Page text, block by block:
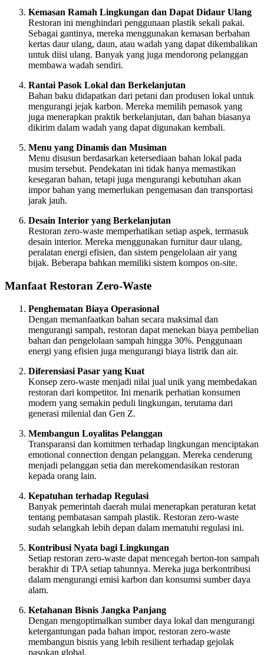
Kemasan Ramah Lingkungan dan Dapat Didaur Ulang
Restoran ini menghindari penggunaan plastik sekali pakai.
Sebagai gantinya, mereka menggunakan kemasan berbahan
kertas daur ulang, daun, atau wadah yang dapat dikembalikan
untuk diisi ulang. Banyak yang juga mendorong pelanggan
membawa wadah sendiri.
Rantai Pasok Lokal dan Berkelanjutan
Bahan baku didapatkan dari petani dan produsen lokal untuk
mengurangi jejak karbon. Mereka memilih pemasok yang
juga menerapkan praktik berkelanjutan, dan bahan biasanya
dikirim dalam wadah yang dapat digunakan kembali.
Menu yang Dinamis dan Musiman
Menu disusun berdasarkan ketersediaan bahan lokal pada
musim tersebut. Pendekatan ini tidak hanya memastikan
kesegaran bahan, tetapi juga mengurangi kebutuhan akan
impor bahan yang memerlukan pengemasan dan transportasi
jarak jauh.
Desain Interior yang Berkelanjutan
Restoran zero-waste memperhatikan setiap aspek, termasuk
desain interior. Mereka menggunakan furnitur daur ulang,
peralatan energi efisien, dan sistem pengelolaan air yang
bijak. Beberapa bahkan memiliki sistem kompos on-site.
Manfaat Restoran Zero-Waste
Penghematan Biaya Operasional
Dengan memanfaatkan bahan secara maksimal dan
mengurangi sampah, restoran dapat menekan biaya pembelian
bahan dan pengelolaan sampah hingga 30%. Penggunaan
energi yang efisien juga mengurangi biaya listrik dan air.
Diferensiasi Pasar yang Kuat
Konsep zero-waste menjadi nilai jual unik yang membedakan
restoran dari kompetitor. Ini menarik perhatian konsumen
modern yang semakin peduli lingkungan, terutama dari
generasi milenial dan Gen Z.
Membangun Loyalitas Pelanggan
Transparansi dan komitmen terhadap lingkungan menciptakan
emotional connection dengan pelanggan. Mereka cenderung
menjadi pelanggan setia dan merekomendasikan restoran
kepada orang lain.
Kepatuhan terhadap Regulasi
Banyak pemerintah daerah mulai menerapkan peraturan ketat
tentang pembatasan sampah plastik. Restoran zero-waste
sudah selangkah lebih depan dalam mematuhi regulasi ini.
Kontribusi Nyata bagi Lingkungan
Setiap restoran zero-waste dapat mencegah berton-ton sampah
berakhir di TPA setiap tahunnya. Mereka juga berkontribusi
dalam mengurangi emisi karbon dan konsumsi sumber daya
alam.
Ketahanan Bisnis Jangka Panjang
Dengan mengoptimalkan sumber daya lokal dan mengurangi
ketergantungan pada bahan impor, restoran zero-waste
membangun bisnis yang lebih resilient terhadap gejolak
pasokan global.